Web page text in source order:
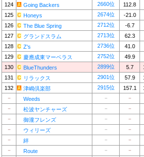
124
Going Backers 2660位
112.8
125
Honeys 2674位
-21.0
126
The Blue Spring 2712位
-6.7
127
グランドスラム 2713位
62.3
128
Z's 2736位
41.0
129
慶應成東マーベラス 2752位
49.9
130
BlueThunders 2899位 5.7
131
リラックス 2901位 57.9
132
津嶋倶楽部 2915位 157.1
－
Weeds －
－
－
松波ヤンチャーズ －
－
－
御瀧フレンズ －
－
－
ウィリーズ －
－
－
絆 －
－
－
Route －
－